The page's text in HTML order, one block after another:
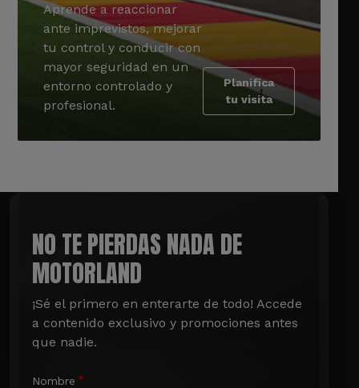
Aprende a reaccionar
ante imprevistos, mejorar
tu control y conducir con
mayor seguridad en un
entorno controlado y
profesional.
Planifica
tu visita
NO TE PIERDAS NADA DE
MOTORLAND
¡Sé el primero en enterarte de todo! Accede
a contenido exclusivo y promociones antes
que nadie.
Nombre